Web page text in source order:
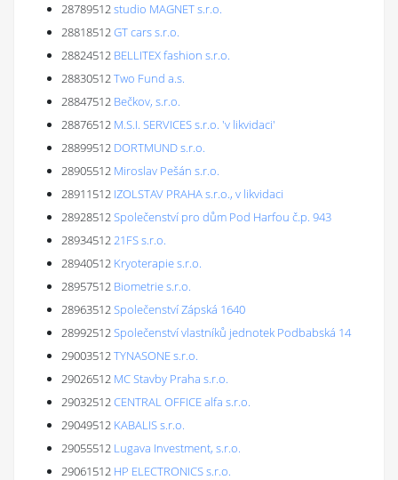
28789512studio MAGNET s.r.o.
28818512GT cars s.r.o.
28824512 BELLITEX fashion s.r.o.
28830512Two Fund a.s.
28847512 Bečkov, s.r.o.
28876512 M.S.I. SERVICES s.r.o. 'v likvidaci'
28899512 DORTMUND s.r.o.
28905512 Miroslav Pešán s.r.o.
28911512 IZOLSTAV PRAHA s.r.o., v likvidaci
28928512Společenství pro dům Pod Harfou č.p. 943
2893451221FS s.r.o.
28940512 Kryoterapie s.r.o.
28957512 Biometrie s.r.o.
28963512Společenství Zápská 1640
28992512Společenství vlastníků jednotek Podbabská 14
29003512TYNASONE s.r.o.
29026512 MC Stavby Praha s.r.o.
29032512CENTRAL OFFICE alfa s.r.o.
29049512 KABALIS s.r.o.
29055512 Lugava Investment, s.r.o.
29061512 HP ELECTRONICS s.r.o.